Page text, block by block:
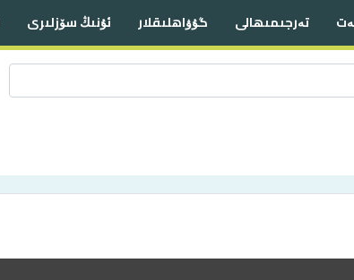
تەرجىمىھالى گۇۋاھلىقلار ئۇنىڭ سۆزلىرى